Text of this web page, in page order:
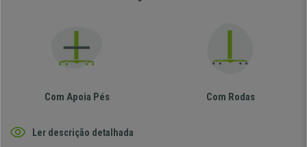
Com Apoia Pés Com Rodas
Ler descrição detalhada